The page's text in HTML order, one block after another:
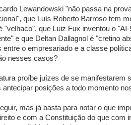
Lewandowski "não passa na
que Luís Roberto Barroso tem
"velhaco", que Luiz Fux inventou o
e que Deltan Dallagnol é "cretino
o empresariado e a classe
nesses casos?
proíbe juízes de se manifestarem
posições a todo momento
mas já basta para notar o que
e com a Constituição do que com